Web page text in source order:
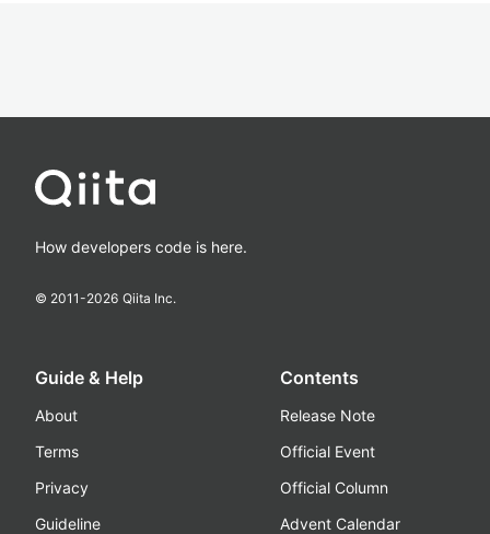
How developers code is here.
© 2011-2026 Qiita Inc.
Guide & Help
About
Terms
Privacy
Guideline
Contents
Release Note
Official Event
Official Column
Advent Calendar